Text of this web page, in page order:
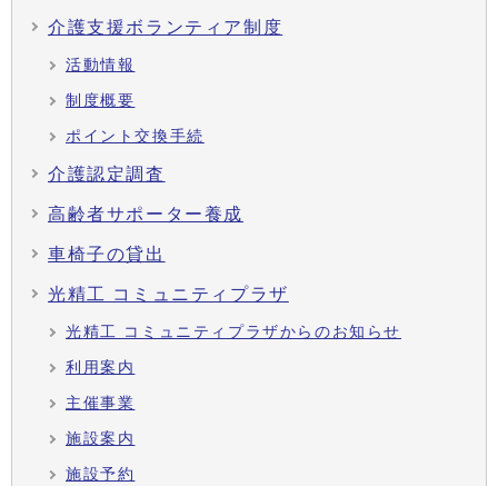
介護支援ボランティア制度
活動情報
制度概要
ポイント交換手続
介護認定調査
高齢者サポーター養成
車椅子の貸出
光精工 コミュニティプラザ
光精工 コミュニティプラザからのお知らせ
利用案内
主催事業
施設案内
施設予約